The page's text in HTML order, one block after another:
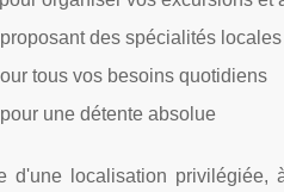
des spécialités locales
tous vos besoins quotidiens
une détente absolue
d'une localisation privilégiée,